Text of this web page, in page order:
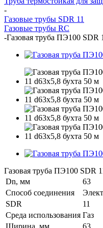
-
Газовые трубы SDR 11
Газовые трубы RC
-Газовая труба ПЭ100 SDR
Газовая труба ПЭ100 SDR
Dn, мм
63
Способ соединения
SDR
11
Среда использования Газ
Ширина, мм
63